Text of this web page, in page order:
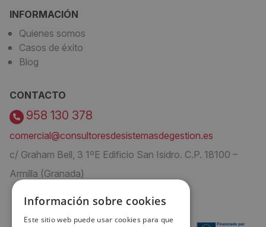
INFORMACIÓN
Quienes somos
Casos de éxito
Blog
CONTACTO
958 130 378
comercial@consultoresdesistemasdegestion.es
c/ Graham Bell, 3 1ºE Edificio San Isidro. C.P. 18100 –
Armilla (Granada)
Información sobre cookies
Este sitio web puede usar cookies para que